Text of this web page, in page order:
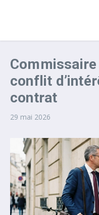
conflit
contrat
29 mai 2026